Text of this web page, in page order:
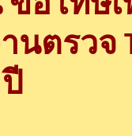
นตรวจ